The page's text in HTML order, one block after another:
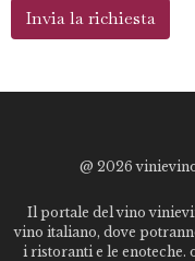
@ 2026
Il portale del vino
vino italiano, dove
i ristoranti e le enoteche.